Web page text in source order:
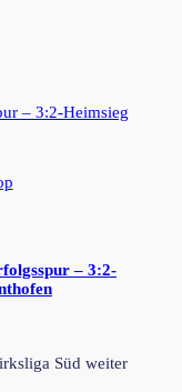
– 3:2-
Süd weiter